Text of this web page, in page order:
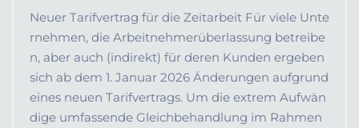
Neuer Tarifvertrag für die Zeitarbeit Für viele Unte
rnehmen, die Arbeitnehmerüberlassung betreibe
n, aber auch (indirekt) für deren Kunden ergeben
sich ab dem 1. Januar 2026 Änderungen aufgrund
eines neuen Tarifvertrags. Um die extrem Aufwän
dige umfassende Gleichbehandlung im Rahmen